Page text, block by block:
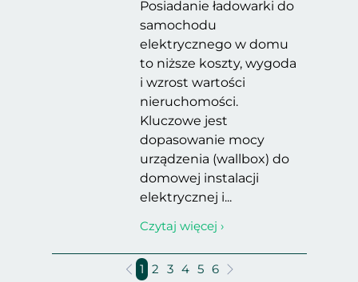
Posiadanie ładowarki do
samochodu
elektrycznego w domu
to niższe koszty, wygoda
i wzrost wartości
nieruchomości.
Kluczowe jest
dopasowanie mocy
urządzenia (wallbox) do
domowej instalacji
elektrycznej i...
Czytaj więcej ›
1 2 3 4 5 6